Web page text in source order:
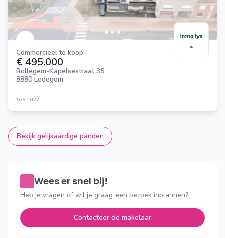
Commercieel te koop
€ 495.000
Rollegem-Kapelsestraat 35
8880 Ledegem
579 1.027
Bekijk gelijkaardige panden
Wees er snel bij!
Heb je vragen of wil je graag een bezoek inplannen?
Contacteer de makelaar